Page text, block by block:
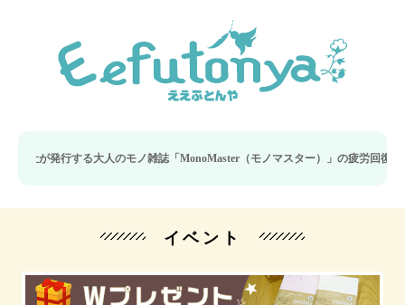
る大人のモノ雑誌「MonoMaster（モノマスター）」の疲労回復・睡眠の向上特
イベント